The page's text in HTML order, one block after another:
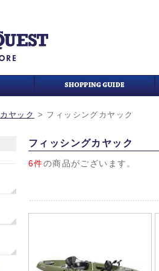
カヤック > フィッシングカヤック
フィッシングカヤック
6件の商品がございます。